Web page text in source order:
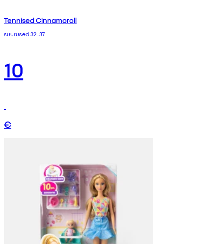
Tennised Cinnamoroll
suurused 32–37
10
€